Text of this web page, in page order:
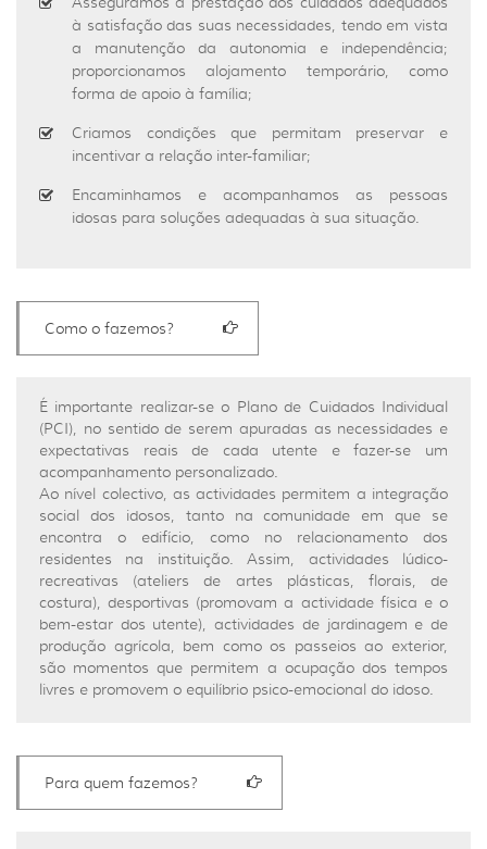
à satisfação das suas necessidades, tendo em vista
a manutenção da autonomia e independência;
proporcionamos alojamento temporário, como
forma de apoio à família;
Criamos condições que permitam preservar e
incentivar a relação inter-familiar;
Encaminhamos e acompanhamos as pessoas
idosas para soluções adequadas à sua situação.
Como o fazemos?
É importante realizar-se o Plano de Cuidados Individual
(PCI), no sentido de serem apuradas as necessidades e
expectativas reais de cada utente e fazer-se um
acompanhamento personalizado.
Ao nível colectivo, as actividades permitem a integração
social dos idosos, tanto na comunidade em que se
encontra o edifício, como no relacionamento dos
residentes na instituição. Assim, actividades lúdico-
recreativas (ateliers de artes plásticas, florais, de
costura), desportivas (promovam a actividade física e o
bem-estar dos utente), actividades de jardinagem e de
produção agrícola, bem como os passeios ao exterior,
são momentos que permitem a ocupação dos tempos
livres e promovem o equilíbrio psico-emocional do idoso.
Para quem fazemos?